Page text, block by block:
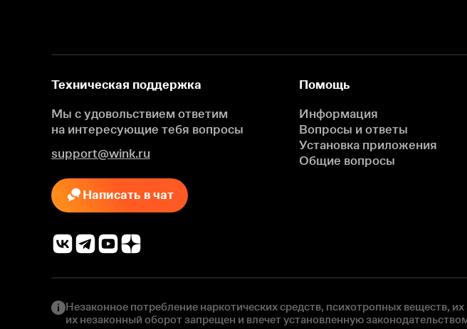
Техническая поддержка
Мы с удовольствием ответим
на интересующие тебя вопросы
support@wink.ru
Написать в чат
Помощь
Информация
Вопросы и ответы
Установка приложения
Общие вопросы
Незаконное потребление наркотических средств, психотропных веществ,
их незаконный оборот запрещен и влечет установленную